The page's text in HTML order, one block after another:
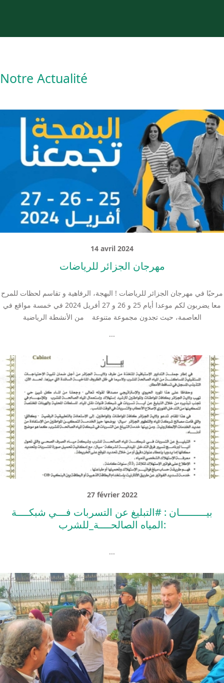
Notre Actualité
14 avril 2024
مهرجان الجزائر للرياضات
مرحبًا في مهرجان الجزائر للرياضات ! البهجة، الرفاهية و تقاسم لحظات للمرح
معا يضربون لكم موعدا أيام 25 و 26 و 27 أفريل 2024 في خمسة مواقع في
العاصمة، حيث تجدون مجموعة متنوعة من الأنشطة الرياضية
...
27 février 2022
بيـــــــــان : #التبليغ عن التسربات فـــي شبكــــة
المياه الصالحــــة_للشرب:
...